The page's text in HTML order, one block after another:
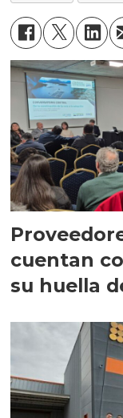
cuentan
su huella